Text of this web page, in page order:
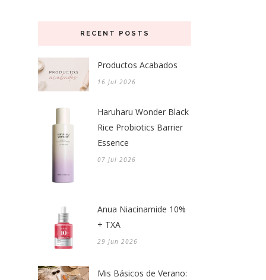
RECENT POSTS
Productos Acabados
16 Jul 2026
Haruharu Wonder Black
Rice Probiotics Barrier
Essence
07 Jul 2026
Anua Niacinamide 10%
+ TXA
29 Jun 2026
Mis Básicos de Verano: